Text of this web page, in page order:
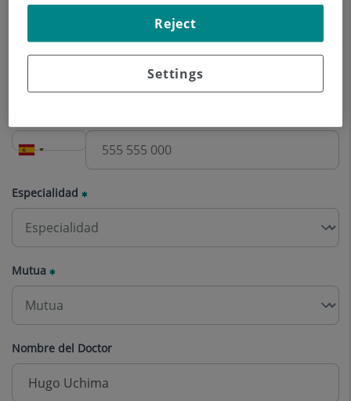
Correo electrónico
Especialidad
Mutua
Nombre del Doctor
Settings
Reject